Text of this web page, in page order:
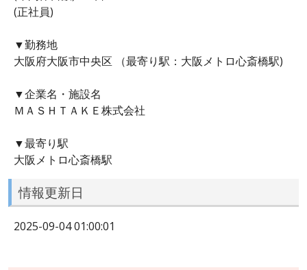
(正社員)
▼勤務地
大阪府大阪市中央区 （最寄り駅：大阪メトロ心斎橋駅)
▼企業名・施設名
ＭＡＳＨＴＡＫＥ株式会社
▼最寄り駅
大阪メトロ心斎橋駅
情報更新日
2025-09-04 01:00:01